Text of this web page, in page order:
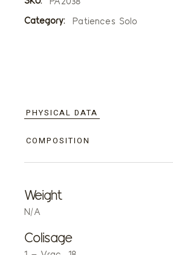
Category:
Patiences Solo
PHYSICAL DATA
COMPOSITION
Weight
N/A
Colisage